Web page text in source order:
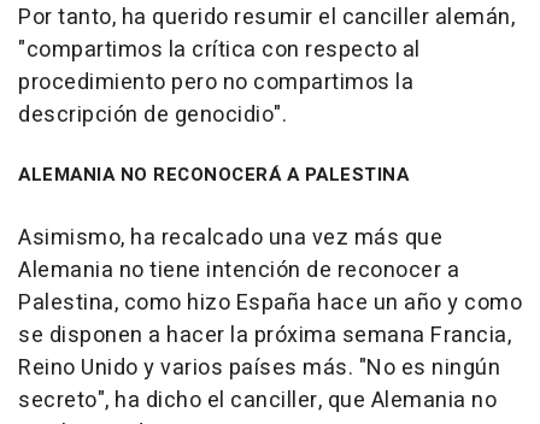
Por tanto, ha querido resumir el canciller alemán,
"compartimos la crítica con respecto al
procedimiento pero no compartimos la
descripción de genocidio".
ALEMANIA NO RECONOCERÁ A PALESTINA
Asimismo, ha recalcado una vez más que
Alemania no tiene intención de reconocer a
Palestina, como hizo España hace un año y como
se disponen a hacer la próxima semana Francia,
Reino Unido y varios países más. "No es ningún
secreto", ha dicho el canciller, que Alemania no